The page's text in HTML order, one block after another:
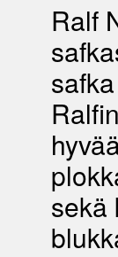
Ralf
sekä